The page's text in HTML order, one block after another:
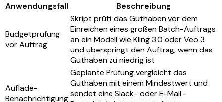
Anwendungsfall Beschreibung
Budgetprüfung
vor Auftrag
Skript prüft das Guthaben vor dem
Einreichen eines großen Batch-Auftrags
an ein Modell wie Kling 3.0 oder Veo 3
und überspringt den Auftrag, wenn das
Guthaben zu niedrig ist
Auflade-
Benachrichtigung
Geplante Prüfung vergleicht das
Guthaben mit einem Mindestwert und
sendet eine Slack- oder E-Mail-